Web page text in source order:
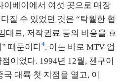
이베이에서 여섯 곳으로 매장
질 수 있었던 것은 “탁월한 협
대료, 저작권료 등의 비용을 효
때문이다4. 이는 바로 MTV 업
이었다. 1994년 12월, 첸구이
대륙 첫 지점을 열고, 이